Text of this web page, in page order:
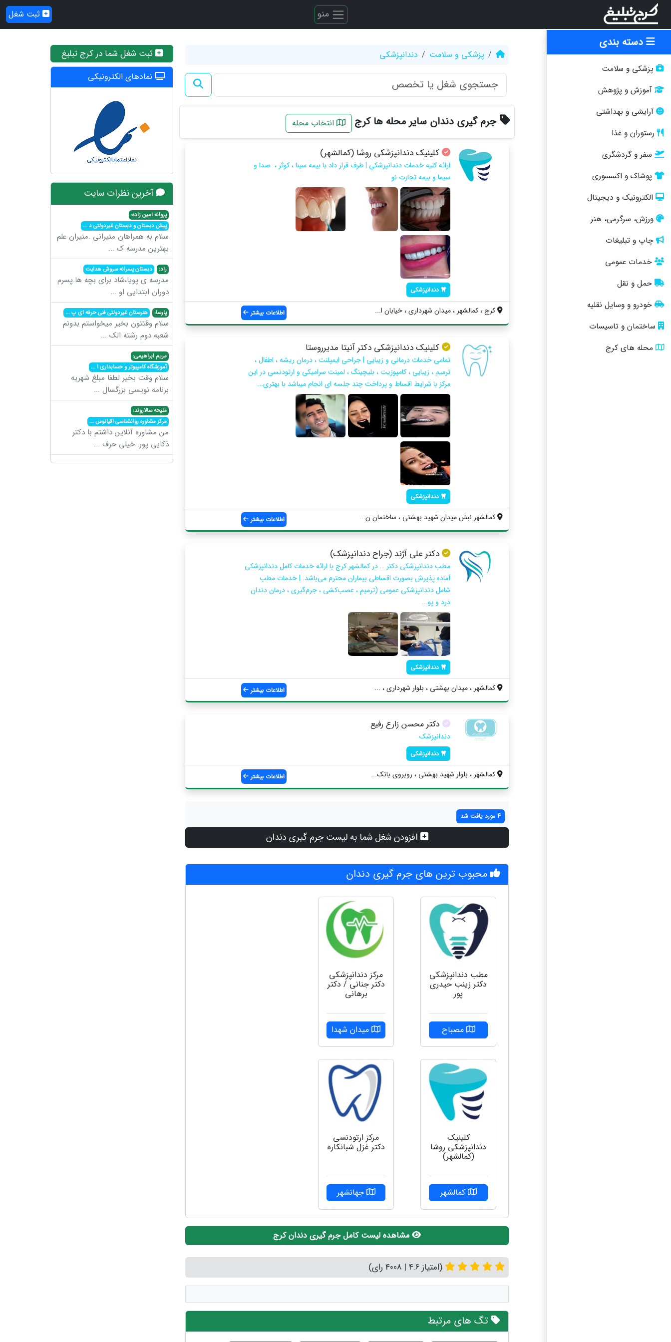
منو ثبت شغل
دسته بندی
پزشکی و سلامت
آموزش و پژوهش
آرایشی و بهداشتی
رستوران و غذا
سفر و گردشگری
پوشاک و اکسسوری
الکترونیک و دیجیتال
ورزش، سرگرمی، هنر
چاپ و تبلیغات
خدمات عمومی
حمل و نقل
خودرو و وسایل نقلیه
ساختمان و تاسیسات
محله های کرج
پزشکی و سلامت دندانپزشکی
جرم گیری دندان سایر محله ها کرج انتخاب محله
کلینیک دندانپزشکی روشا (کمالشهر)
ارائه کلیه خدمات دندانپزشکی | طرف قرار داد با بیمه سینا ، کوثر ، صدا و
سیما و بیمه تجارت نو
دندانپزشکی
کرج ، کمالشهر ، میدان شهرداری ، خیابان ا... اطلاعات بیشتر
كلينيك دندانپزشكى دكتر آنيتا مديرروستا
تمامى خدمات درمانى و زيبايى | جراحى ايمپلنت ، درمان ريشه ، اطفال ،
ترميم ، زيبايى ، كامپوزيت ، بليچينگ ، لمينت سراميكى و ارتودنسى در اين
مركز با شرايط اقساط و پرداخت چند جلسه اى انجام ميباشد با بهتري...
دندانپزشکی
كمالشهر نبش ميدان شهيد بهشتى ، ساختمان ن... اطلاعات بیشتر
دکتر علی آژند (جراح دندانپزشک)
مطب دندانپزشکی دکتر … در کمالشهر کرج با ارائه خدمات کامل دندانپزشکی
آماده پذیرش بصورت اقساطی بیماران محترم می‌باشد. | خدمات مطب
شامل دندانپزشکی عمومی (ترمیم ، عصب‌کشی ، جرم‌گیری ، درمان دندان
درد و پو...
دندانپزشکی
کمالشهر ، میدان بهشتی ، بلوار شهرداری ، ... اطلاعات بیشتر
دکتر محسن زارع رفیع
دندانپزشک
دندانپزشکی
کمالشهر ، بلوار شهید بهشتی ، روبروی بانک... اطلاعات بیشتر
4 مورد یافت شد
افزودن شغل شما به لیست جرم گیری دندان
محبوب ترین های جرم گیری دندان
مطب دندانپزشکی
دکتر زینب حیدری
پور
مصباح
مرکز دندانپزشکی
دکتر جنانی / دکتر
برهانی
میدان شهدا
کلینیک
دندانپزشکی روشا
(کمالشهر)
کمالشهر
مركز ارتودنسى
دكتر غزل شبانكاره
جهانشهر
مشاهده لیست کامل جرم گیری دندان کرج
(امتیاز 4.6 | 4008 رای)
تگ های مرتبط
ثبت شغل شما در کرج تبلیغ
نمادهای الکترونیکی
آخرین نظرات سایت
پروانه امین زاده:
پیش دبستان و دبستان غیردولتی د...
سلام به همراهان منیرانی .منیران علم
بهترین مدرسه ک ...
راد: دبستان پسرانه سروش هدایت
مدرسه ی پویا،شاد برای بچه ها.پسرم
دوران ابتدایی او ...
پارسا: هنرستان غیردولتی فنی حرفه ای پ...
سلام وقتتون بخیر میخواستم بدونم
شعبه دوم رشته الک ...
مریم ابراهیمی:
آموزشگاه کامپیوتر و حسابداری ا...
سلام وقت بخیر لطفا مبلغ شهریه
برنامه نویسی بزرگسال ...
ملیحه سالاروند:
مرکز مشاوره روانشناسی اقیانوس...
من مشاوره آنلاین داشتم با دکتر
ذکایی پور. خیلی حرف ...